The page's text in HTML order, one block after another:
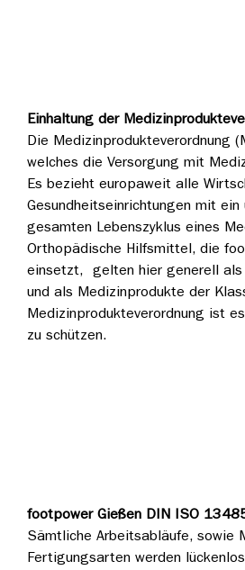
Einhaltung der
Die Medizinprodukteverordnung
welches die Versorgung mit
Es bezieht europaweit alle
Gesundheitseinrichtungen mit ein
gesamten Lebenszyklus eines
Orthopädische Hilfsmittel, die
einsetzt, gelten hier generell als
und als Medizinprodukte der
Medizinprodukteverordnung ist
zu schützen.
footpower Gießen DIN ISO
Sämtliche Arbeitsabläufe, sowie
Fertigungsarten werden